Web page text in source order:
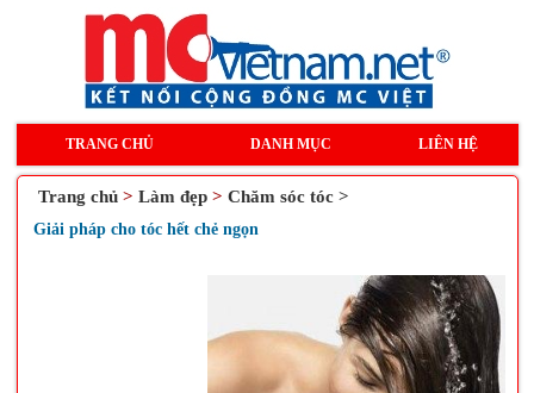
TRANG CHỦ DANH MỤC LIÊN HỆ
Trang chủ > Làm đẹp> Chăm sóc tóc >
Giải pháp cho tóc hết chẻ ngọn